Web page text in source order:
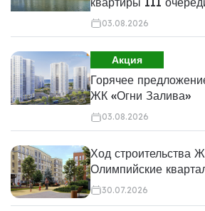
03.08.2026
Акция
Горячее
ЖК «Огни Залива»
03.08.2026
Ход строительства
Олимпийские
30.07.2026